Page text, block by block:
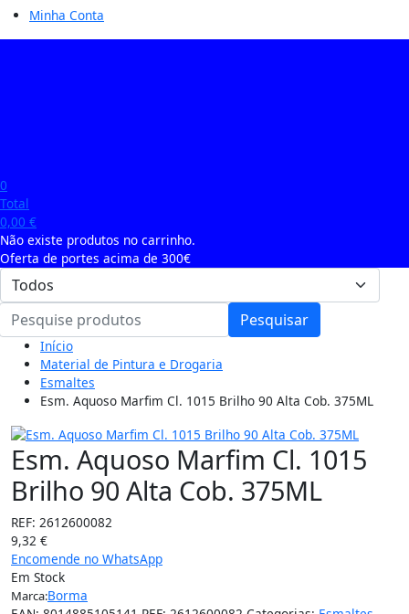
Minha Conta
0
Total
0,00 €
Não existe produtos no carrinho.
Oferta de portes acima de 300€
Pesquisar
Início
Material de Pintura e Drogaria
Esmaltes
Esm. Aquoso Marfim Cl. 1015 Brilho 90 Alta Cob. 375ML
Esm. Aquoso Marfim Cl. 1015
Brilho 90 Alta Cob. 375ML
REF: 2612600082
9,32 €
Encomende no WhatsApp
Em Stock
Marca:Borma